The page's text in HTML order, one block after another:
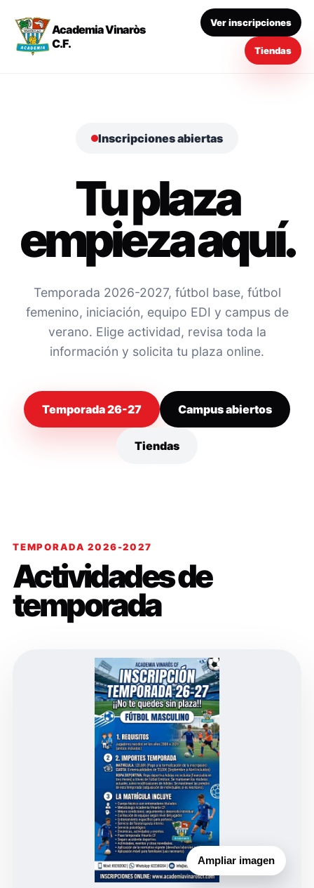
Academia Vinaròs
C.F.
Ver inscripciones
Tiendas
Inscripciones abiertas
Tu plaza
empieza aquí.
Temporada 2026-2027, fútbol base, fútbol
femenino, iniciación, equipo EDI y campus de
verano. Elige actividad, revisa toda la
información y solicita tu plaza online.
Temporada 26-27 Campus abiertos
Tiendas
TEMPORADA 2026-2027
Actividades de
temporada
Ampliar imagen